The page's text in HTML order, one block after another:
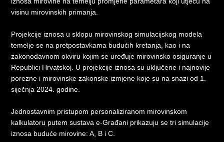
visinu mirovinskih primanja.
Projekcije iznosa u sklopu mirovinskog simulacijskog modela
temelje se na pretpostavkama budućih kretanja, kao i na
zakonodavnom okviru kojim se uređuje mirovinsko osiguranje u
Republici Hrvatskoj. U projekcije iznosa su uključene i najnovije
porezne i mirovinske zakonske izmjene koje su na snazi od 1.
siječnja 2024. godine.
Jednostavnim pristupom personaliziranom mirovinskom
kalkulatoru putem sustava e-Građani prikazuju se tri simulacije
iznosa buduće mirovine: A, B i C.